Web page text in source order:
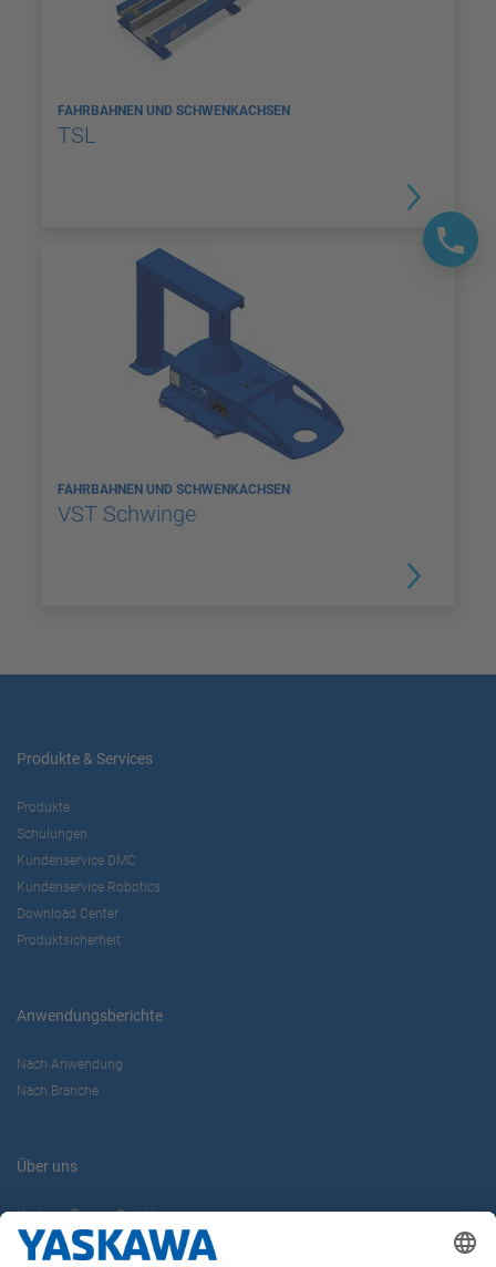
FAHRBAHNEN UND SCHWENKACHSEN
TSL
FAHRBAHNEN UND SCHWENKACHSEN
VST Schwinge
Produkte & Services
Produkte
Schulungen
Kundenservice DMC
Kundenservice Robotics
Download Center
Produktsicherheit
Anwendungsberichte
Nach Anwendung
Nach Branche
Über uns
Yaskawa Europe GmbH
Karriere